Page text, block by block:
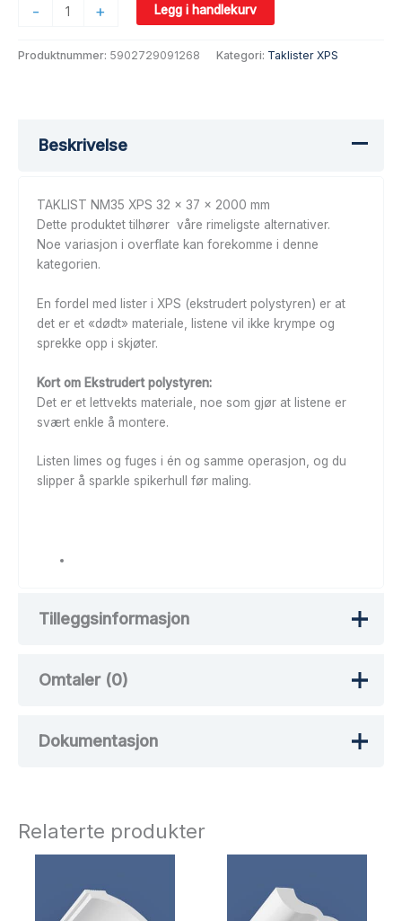
- + Legg i handlekurv
Produktnummer: 5902729091268 Kategori: Taklister XPS
Beskrivelse
TAKLIST NM35 XPS 32 x 37 x 2000 mm
Dette produktet tilhører våre rimeligste alternativer.
Noe variasjon i overflate kan forekomme i denne
kategorien.
En fordel med lister i XPS (ekstrudert polystyren) er at
det er et «dødt» materiale, listene vil ikke krympe og
sprekke opp i skjøter.
Kort om Ekstrudert polystyren:
Det er et lettvekts materiale, noe som gjør at listene er
svært enkle å montere.
Listen limes og fuges i én og samme operasjon, og du
slipper å sparkle spikerhull før maling.
Tilleggsinformasjon
Vekt
Omtaler (0)
Det er ingen omtaler ennå.
NM35 XPS 32 X 37 X 2000 MM»
Din e-postadresse vil ikke bli publisert.
Vurderingen din
Dokumentasjon
Relaterte produkter